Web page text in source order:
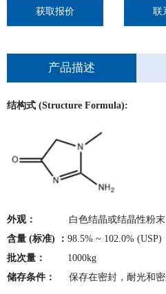
获取报价 联
产品描述
结构式 (Structure Formula):
外观： 白色结晶或结晶性粉末
含量 (标准) ： 98.5% ~ 102.0% (USP)
批次量： 1000kg
储存条件： 保存在密封，耐光和